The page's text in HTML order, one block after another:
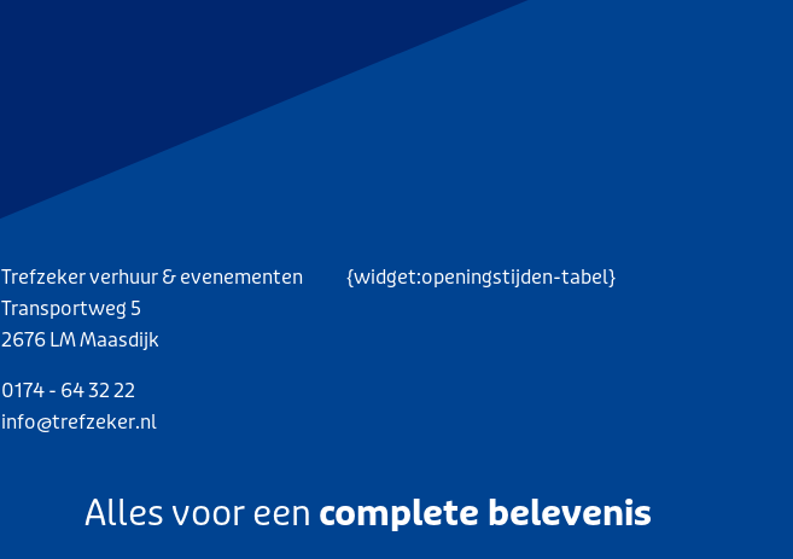
Trefzeker verhuur & evenementen
Transportweg 5
2676 LM Maasdijk
0174 - 64 32 22
info@trefzeker.nl
{widget:openingstijden-tabel}
Alles voor een complete belevenis